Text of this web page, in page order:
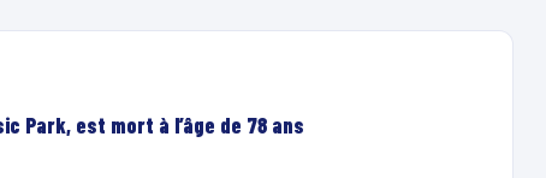
Park, est mort à l’âge de 78 ans